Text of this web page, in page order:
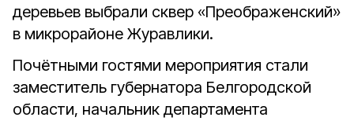
деревьев выбрали сквер «Преображенский»
в микрорайоне Журавлики.
Почётными гостями мероприятия стали
заместитель губернатора Белгородской
области, начальник департамента